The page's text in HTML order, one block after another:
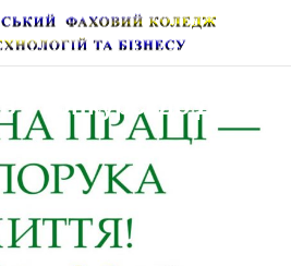
у конкурсі до Дня
взяли участь у конкурсі дитячого
віковій категорії 15–18 років, який
комплексу.